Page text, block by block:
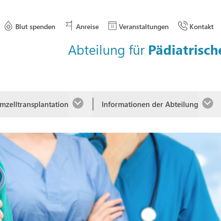
Blut spenden Anreise Veranstaltungen Kontakt
Abteilung für
Informationen der Abteilung